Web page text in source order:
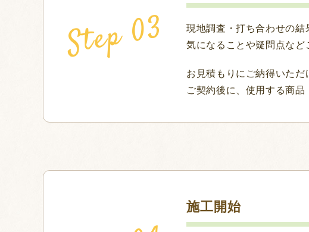
現地調査・打ち合わせの結
気になることや疑問点など
お見積もりにご納得いただ
ご契約後に、使用する商品
施工開始